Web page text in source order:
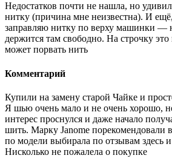
Недостатков почти не нашла, но
нитку (причина мне неизвестна). И ещё,
заправляю нитку по верху машинки —
держится там свободно. На строчку это
может порвать нить
Комментарий
Купили на замену старой Чайке и
Я шью очень мало и не очень хорошо,
интерес проснулся и даже начало
шить. Марку Janome порекомендовали
по модели выбирала по отзывам здесь
Нисколько не пожалела о покупке